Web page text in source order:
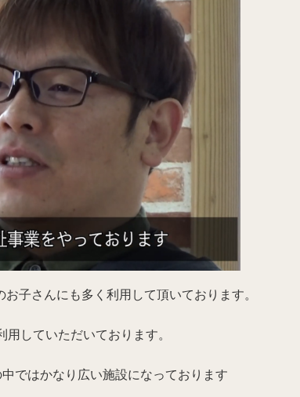
子さんにも多く利用して頂いております。
していただいております。
ではかなり広い施設になっております